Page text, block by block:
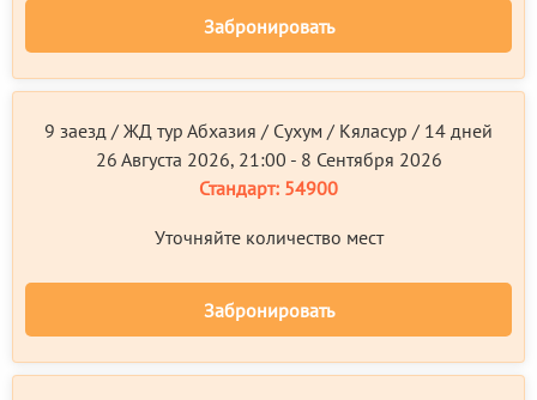
Забронировать
9 заезд / ЖД тур Абхазия / Сухум / Кяласур / 14 дней
26 Августа 2026, 21:00 - 8 Сентября 2026
Стандарт: 54900
Уточняйте количество мест
Забронировать